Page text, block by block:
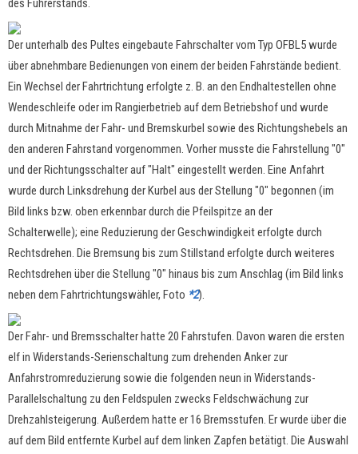
des Führerstands.
Der unterhalb des Pultes eingebaute Fahrschalter vom Typ OFBL5 wurde
über abnehmbare Bedienungen von einem der beiden Fahrstände bedient.
Ein Wechsel der Fahrtrichtung erfolgte z. B. an den Endhaltestellen ohne
Wendeschleife oder im Rangierbetrieb auf dem Betriebshof und wurde
durch Mitnahme der Fahr- und Bremskurbel sowie des Richtungshebels an
den anderen Fahrstand vorgenommen. Vorher musste die Fahrstellung "0"
und der Richtungsschalter auf "Halt" eingestellt werden. Eine Anfahrt
wurde durch Linksdrehung der Kurbel aus der Stellung "0" begonnen (im
Bild links bzw. oben erkennbar durch die Pfeilspitze an der
Schalterwelle); eine Reduzierung der Geschwindigkeit erfolgte durch
Rechtsdrehen. Die Bremsung bis zum Stillstand erfolgte durch weiteres
Rechtsdrehen über die Stellung "0" hinaus bis zum Anschlag (im Bild links
neben dem Fahrtrichtungswähler, Foto *2).
Der Fahr- und Bremsschalter hatte 20 Fahrstufen. Davon waren die ersten
elf in Widerstands-Serienschaltung zum drehenden Anker zur
Anfahrstromreduzierung sowie die folgenden neun in Widerstands-
Parallelschaltung zu den Feldspulen zwecks Feldschwächung zur
Drehzahlsteigerung. Außerdem hatte er 16 Bremsstufen. Er wurde über die
auf dem Bild entfernte Kurbel auf dem linken Zapfen betätigt. Die Auswahl